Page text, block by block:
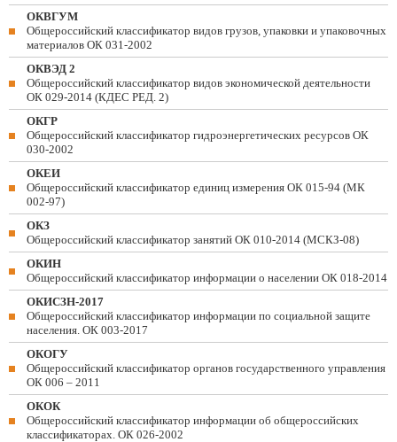
ОКВГУМ
Общероссийский классификатор видов грузов, упаковки и упаковочных
материалов ОК 031-2002
ОКВЭД 2
Общероссийский классификатор видов экономической деятельности
ОК 029-2014 (КДЕС РЕД. 2)
ОКГР
Общероссийский классификатор гидроэнергетических ресурсов ОК
030-2002
ОКЕИ
Общероссийский классификатор единиц измерения ОК 015-94 (МК
002-97)
ОКЗ
Общероссийский классификатор занятий ОК 010-2014 (МСКЗ-08)
ОКИН
Общероссийский классификатор информации о населении ОК 018-2014
ОКИСЗН-2017
Общероссийский классификатор информации по социальной защите
населения. ОК 003-2017
ОКОГУ
Общероссийский классификатор органов государственного управления
ОК 006 – 2011
ОКОК
Общероссийский классификатор информации об общероссийских
классификаторах. ОК 026-2002